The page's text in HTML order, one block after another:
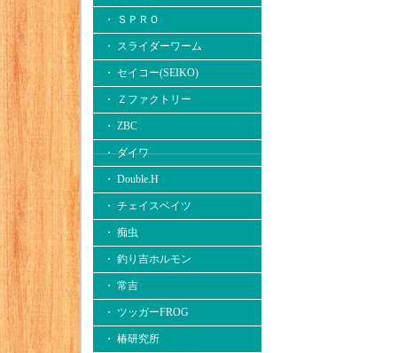
・ ＳＰＲＯ
・ スライダーワーム
・ セイコー(SEIKO)
・ Ｚファクトリー
・ ZBC
・ ダイワ
・ Double.H
・ チェイスベイツ
・ 痴虫
・ 釣り吉ホルモン
・ 常吉
・ ツッガーFROG
・ 椿研究所